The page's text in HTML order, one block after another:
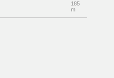
185
m